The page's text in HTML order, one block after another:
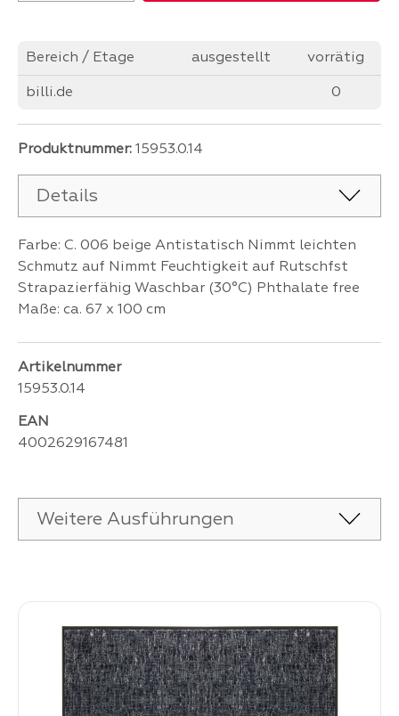
Bereich / Etage ausgestellt vorrätig
billi.de 0
Produktnummer: 15953.0.14
Details
Farbe: C. 006 beige Antistatisch Nimmt leichten
Schmutz auf Nimmt Feuchtigkeit auf Rutschfst
Strapazierfähig Waschbar (30°C) Phthalate free
Maße: ca. 67 x 100 cm
Artikelnummer
15953.0.14
EAN
4002629167481
Weitere Ausführungen